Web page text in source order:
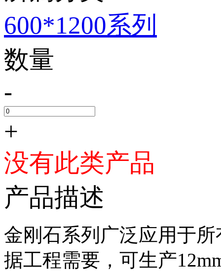
600*1200系列
数量
-
+
没有此类产品
产品描述
金刚石系列广泛应用于所有广
据工程需要，可生